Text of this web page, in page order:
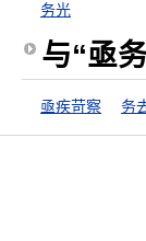
务光
与“亟
亟疾苛察 务